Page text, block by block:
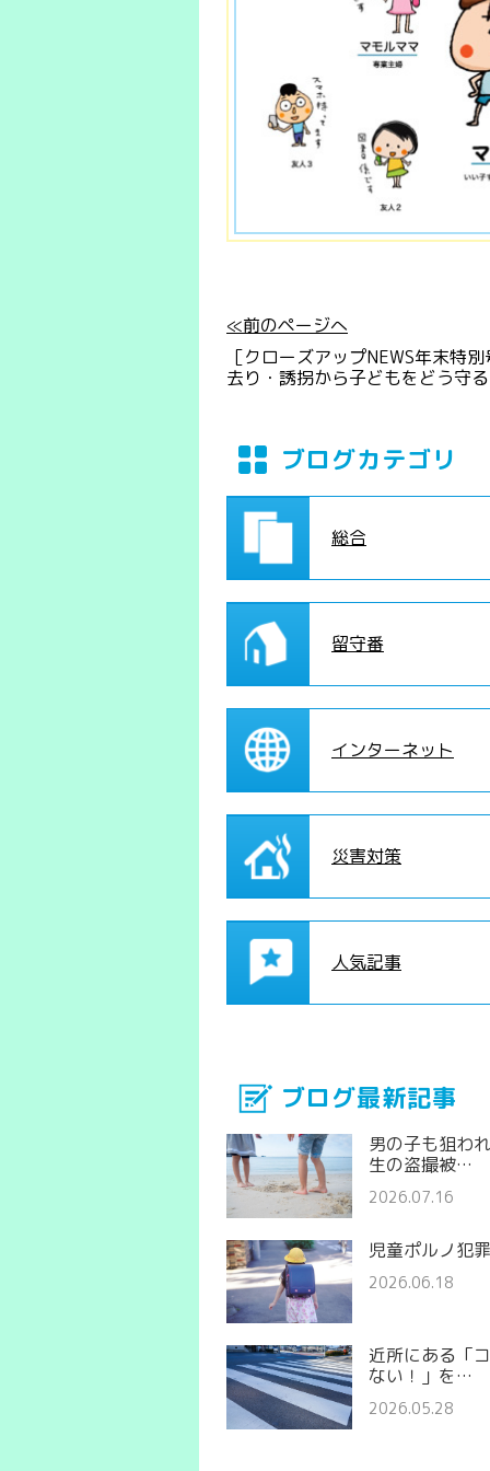
≪前のページへ
［クローズアップNEWS年末特
去り・誘拐から子どもをどう守
ブログカテゴリ
総合
留守番
インターネット
災害対策
人気記事
ブログ最新記事
男の子も狙わ
生の盗撮被…
2026.07.16
児童ポルノ犯
2026.06.18
近所にある「
ない！」を…
2026.05.28